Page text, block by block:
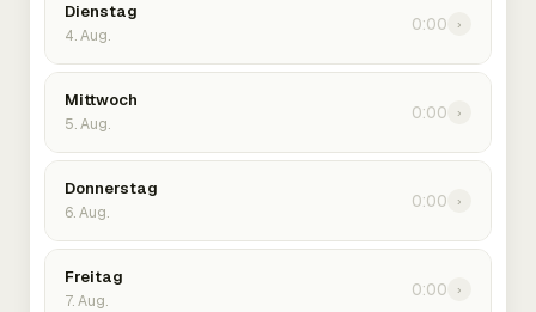
Dienstag
4. Aug.
0:00 ›
Mittwoch
5. Aug.
0:00 ›
Donnerstag
6. Aug.
0:00 ›
Freitag
7. Aug.
0:00 ›